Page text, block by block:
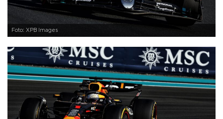
Foto: XPB Images